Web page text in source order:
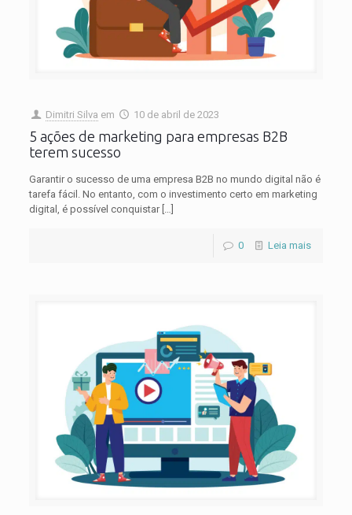
Dimitri Silva em 10 de abril de 2023
5 ações de marketing para empresas B2B
terem sucesso
Garantir o sucesso de uma empresa B2B no mundo digital não é
tarefa fácil. No entanto, com o investimento certo em marketing
digital, é possível conquistar[…]
0 Leia mais